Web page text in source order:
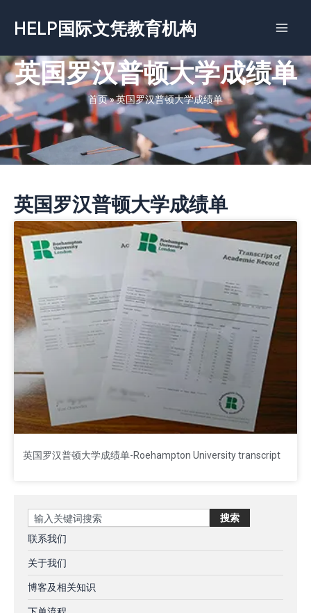
容
HELP国际文凭教育机构
英国罗汉普顿大学成绩单
首页»英国罗汉普顿大学成绩单
英国罗汉普顿大学成绩单
英国罗汉普顿大学成绩单-Roehampton University transcript
Search 搜索
联系我们
关于我们
博客及相关知识